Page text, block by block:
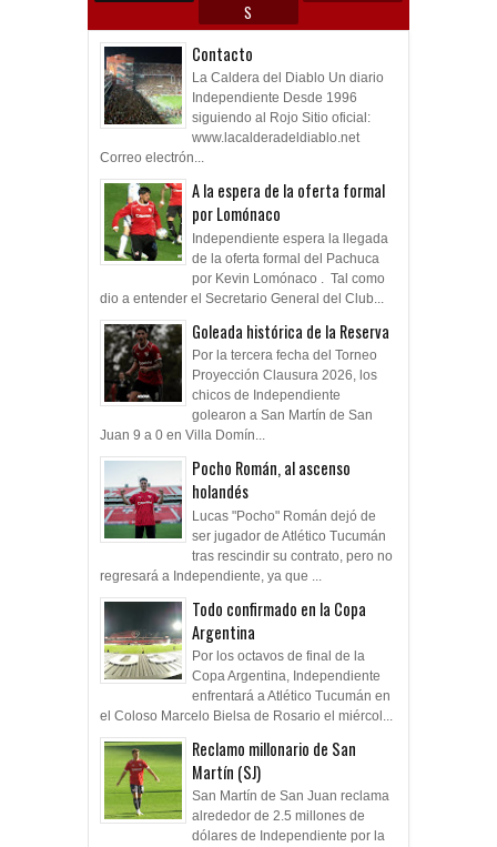
S
Contacto
La Caldera del Diablo Un diario
Independiente Desde 1996
siguiendo al Rojo Sitio oficial:
www.lacalderadeldiablo.net
Correo electrón...
A la espera de la oferta formal
por Lomónaco
Independiente espera la llegada
de la oferta formal del Pachuca
por Kevin Lomónaco . Tal como
dio a entender el Secretario General del Club...
Goleada histórica de la Reserva
Por la tercera fecha del Torneo
Proyección Clausura 2026, los
chicos de Independiente
golearon a San Martín de San
Juan 9 a 0 en Villa Domín...
Pocho Román, al ascenso
holandés
Lucas "Pocho" Román dejó de
ser jugador de Atlético Tucumán
tras rescindir su contrato, pero no
regresará a Independiente, ya que ...
Todo confirmado en la Copa
Argentina
Por los octavos de final de la
Copa Argentina, Independiente
enfrentará a Atlético Tucumán en
el Coloso Marcelo Bielsa de Rosario el miércol...
Reclamo millonario de San
Martín (SJ)
San Martín de San Juan reclama
alrededor de 2.5 millones de
dólares de Independiente por la